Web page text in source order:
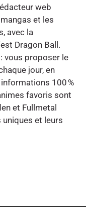
web
et les
avec la
Dragon Ball.
vous proposer le
jour, en
100 %
favoris sont
et Fullmetal
et leurs